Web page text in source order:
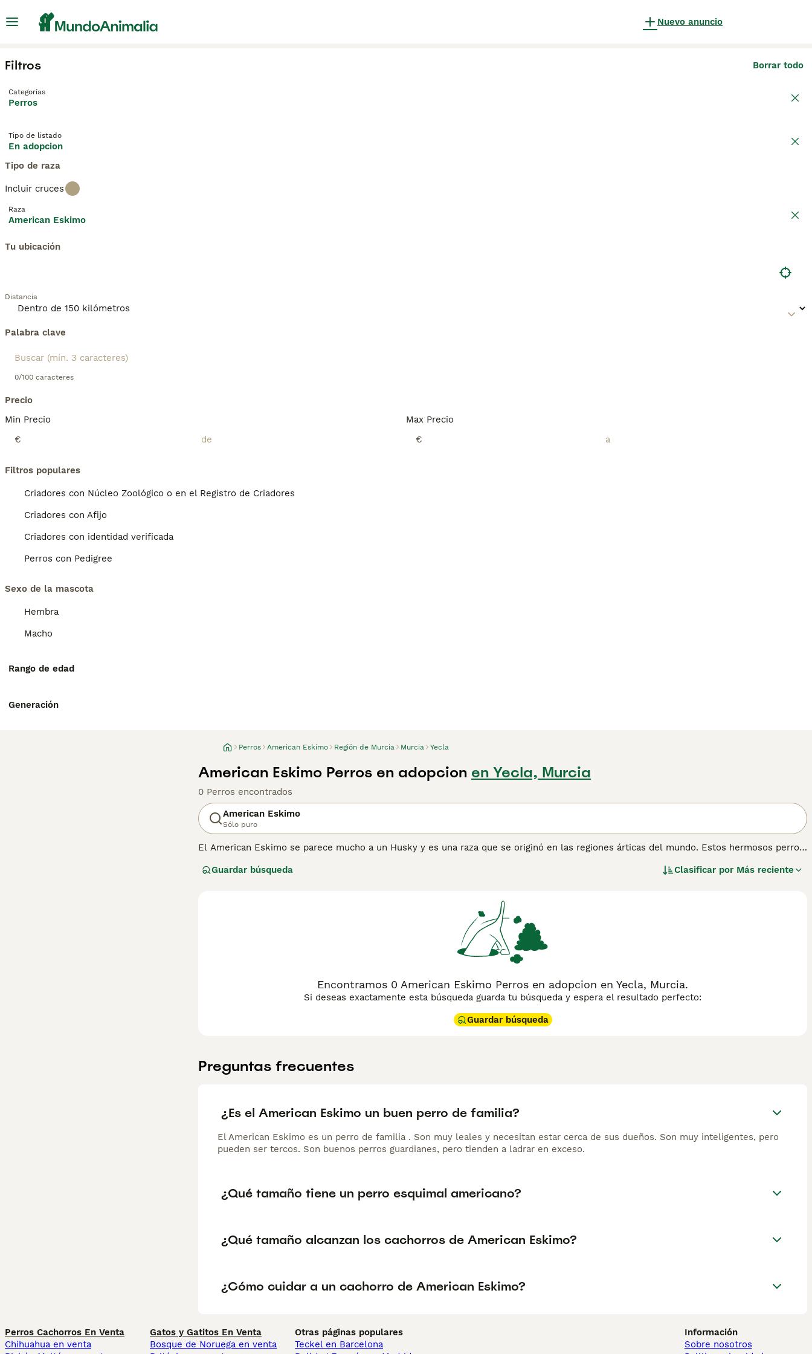
Nuevo anuncio
Filtros Borrar todo
Categorías
Perros
Tipo de listado
En adopcion
Tipo de raza
Incluir cruces
Raza
American Eskimo
Tu ubicación
Distancia
Palabra clave
0/100 caracteres
Precio
Min Precio
€
Max Precio
€
Filtros populares
Criadores con Núcleo Zoológico o en el Registro de Criadores
Criadores con Afijo
Criadores con identidad verificada
Perros con Pedigree
Sexo de la mascota
Hembra
Macho
Rango de edad
Generación
Perros American Eskimo Región de Murcia Murcia Yecla
American Eskimo Perros en adopcion en Yecla, Murcia
0 Perros encontrados
American Eskimo
Sólo puro
El American Eskimo se parece mucho a un Husky y es una raza que se originó en las regiones árticas del mundo. Estos hermosos perros
en una opción popular entre las personas que están familiarizadas con la raza y disfrutan compitiendo con equipos de perros. El
renovado interés por el patrimonio cultural ha salvado a la raza de la extinción.
página de consejos de compra de American Eskimopara obtener información sobre esta raza de perro.
Guardar búsqueda Clasificar por Más reciente
Encontramos 0 American Eskimo Perros en adopcion en Yecla, Murcia.
Si deseas exactamente esta búsqueda guarda tu búsqueda y espera el resultado perfecto:
Guardar búsqueda
Preguntas frecuentes
¿Es el American Eskimo un buen perro de familia?
El American Eskimo es un perro de familia . Son muy leales y necesitan estar cerca de sus dueños. Son muy inteligentes, pero
pueden ser tercos. Son buenos perros guardianes, pero tienden a ladrar en exceso.
¿Qué tamaño tiene un perro esquimal americano?
¿Qué tamaño alcanzan los cachorros de American Eskimo?
¿Cómo cuidar a un cachorro de American Eskimo?
Perros Cachorros En Venta
Chihuahua en venta
Gatos y Gatitos En Venta
Bosque de Noruega en venta
Otras páginas populares
Teckel en Barcelona
Información
Sobre nosotros